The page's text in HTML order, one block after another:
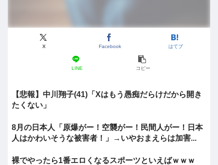
X Facebook はてブ
LINE コピー
【悲報】中川翔子(41)「Xはもう愚痴だらけだから開き
たくない」
8月の日本人「原爆がー！空襲がー！民間人がー！日本
人はかわいそうな被害者！」→いやおまえらは加害...
裸でやったら1番エロくなるスポーツといえばｗｗｗ